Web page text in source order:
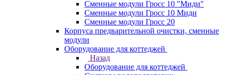
Сменные модули Гросс 10 "Миди"
Сменные модули Гросс 10 Миди
Сменные модули Гросс 20
Корпуса предварительной очистки, сменные
модули
Оборудование для коттеджей
Назад
Оборудование для коттеджей